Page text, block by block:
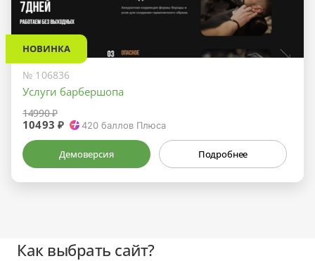
НОВИНКА
№ 106836
Услуги барбершопа
14990 ₽
10493 ₽ 420 баллов Плюса
Демоверсия Подробнее
Как выбрать сайт?